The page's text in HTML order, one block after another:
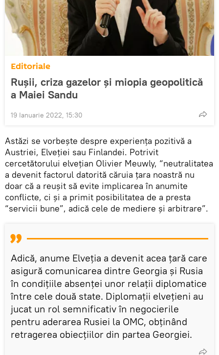
Editoriale
Rușii, criza gazelor și miopia geopolitică
a Maiei Sandu
19 Ianuarie 2022, 15:30
Astăzi se vorbește despre experiența pozitivă a
Austriei, Elveției sau Finlandei. Potrivit
cercetătorului elvețian Olivier Meuwly, “neutralitatea
a devenit factorul datorită căruia țara noastră nu
doar că a reușit să evite implicarea în anumite
conflicte, ci și a primit posibilitatea de a presta
“servicii bune”, adică cele de mediere și arbitrare”.
Adică, anume Elveția a devenit acea țară care
asigură comunicarea dintre Georgia și Rusia
în condițiile absenței unor relații diplomatice
între cele două state. Diplomații elvețieni au
jucat un rol semnificativ în negocierile
pentru aderarea Rusiei la OMC, obținând
retragerea obiecțiilor din partea Georgiei.